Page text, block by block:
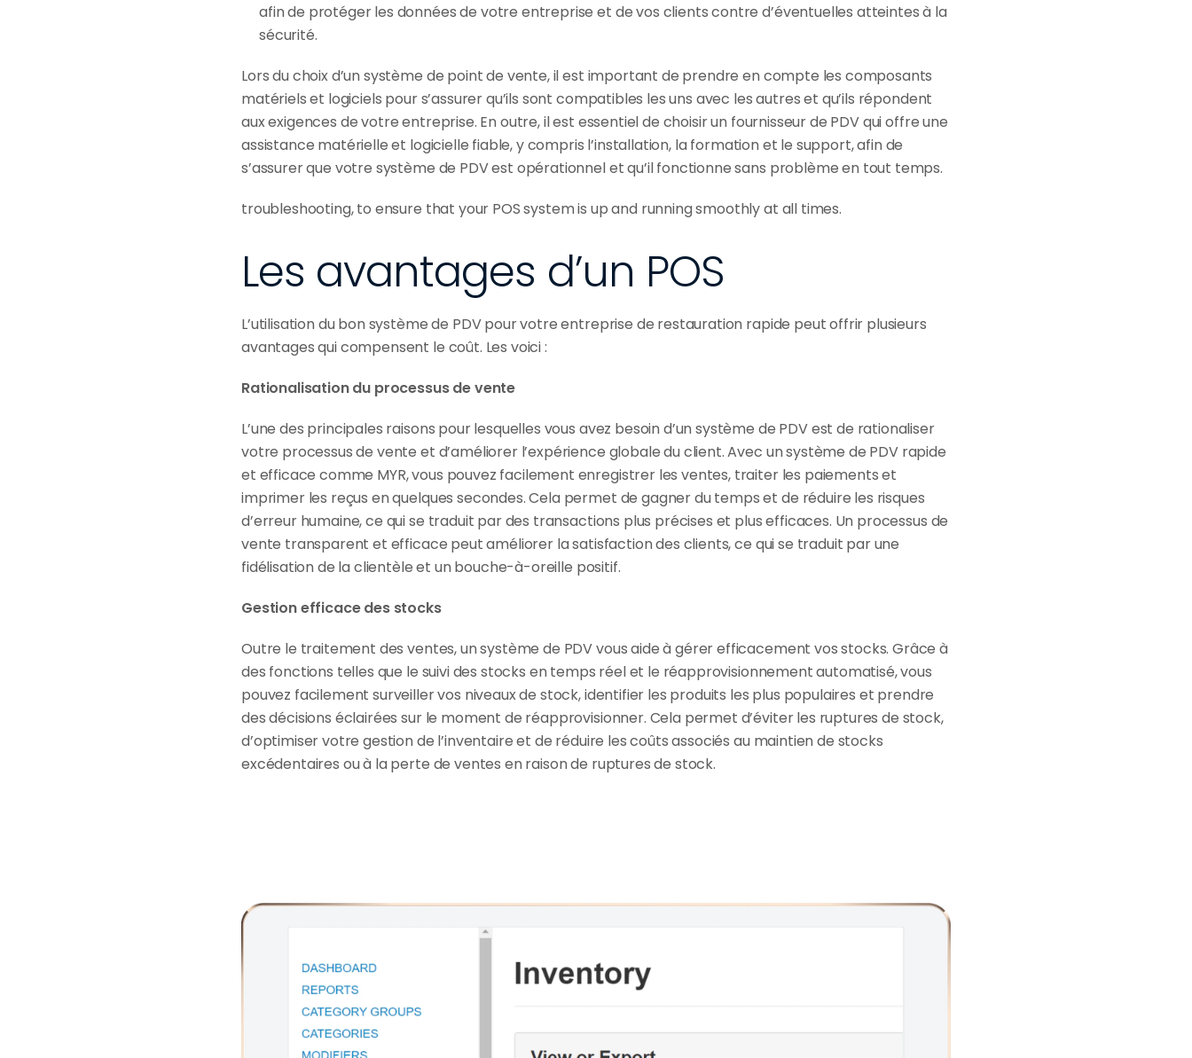
afin de protéger les données de votre entreprise et de vos clients contre d’éventuelles atteintes à la
sécurité.
Lors du choix d’un système de point de vente, il est important de prendre en compte les composants
matériels et logiciels pour s’assurer qu’ils sont compatibles les uns avec les autres et qu’ils répondent
aux exigences de votre entreprise. En outre, il est essentiel de choisir un fournisseur de PDV qui offre une
assistance matérielle et logicielle fiable, y compris l’installation, la formation et le support, afin de
s’assurer que votre système de PDV est opérationnel et qu’il fonctionne sans problème en tout temps.
troubleshooting, to ensure that your POS system is up and running smoothly at all times.
Les avantages d’un POS
L’utilisation du bon système de PDV pour votre entreprise de restauration rapide peut offrir plusieurs
avantages qui compensent le coût. Les voici :
Rationalisation du processus de vente
L’une des principales raisons pour lesquelles vous avez besoin d’un système de PDV est de rationaliser
votre processus de vente et d’améliorer l’expérience globale du client. Avec un système de PDV rapide
et efficace comme MYR, vous pouvez facilement enregistrer les ventes, traiter les paiements et
imprimer les reçus en quelques secondes. Cela permet de gagner du temps et de réduire les risques
d’erreur humaine, ce qui se traduit par des transactions plus précises et plus efficaces. Un processus de
vente transparent et efficace peut améliorer la satisfaction des clients, ce qui se traduit par une
fidélisation de la clientèle et un bouche-à-oreille positif.
Gestion efficace des stocks
Outre le traitement des ventes, un système de PDV vous aide à gérer efficacement vos stocks. Grâce à
des fonctions telles que le suivi des stocks en temps réel et le réapprovisionnement automatisé, vous
pouvez facilement surveiller vos niveaux de stock, identifier les produits les plus populaires et prendre
des décisions éclairées sur le moment de réapprovisionner. Cela permet d’éviter les ruptures de stock,
d’optimiser votre gestion de l’inventaire et de réduire les coûts associés au maintien de stocks
excédentaires ou à la perte de ventes en raison de ruptures de stock.